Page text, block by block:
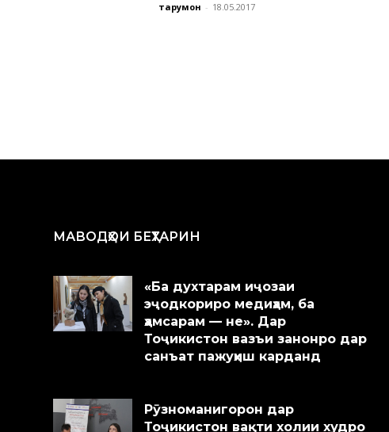
тарҷумон - 18.05.2017
МАВОДҲОИ БЕҲТАРИН
«Ба духтарам иҷозаи
эҷодкориро медиҳам, ба
ҳамсарам — не». Дар
Тоҷикистон вазъи занонро дар
санъат пажуҳиш карданд
Рӯзноманигорон дар
Тоҷикистон вақти холии худро